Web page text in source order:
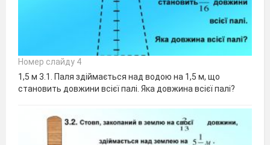
Номер слайду 4
1,5 м 3.1. Паля здіймається над водою на 1,5 м, що
становить довжини всієї палі. Яка довжина всієї палі?